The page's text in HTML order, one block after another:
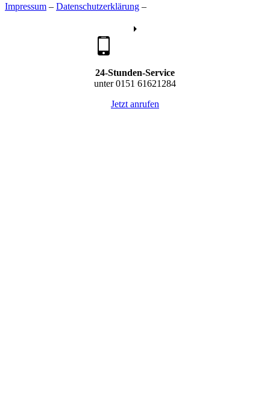
Impressum – Datenschutzerklärung –
24-Stunden-Service
unter 0151 61621284
Jetzt anrufen